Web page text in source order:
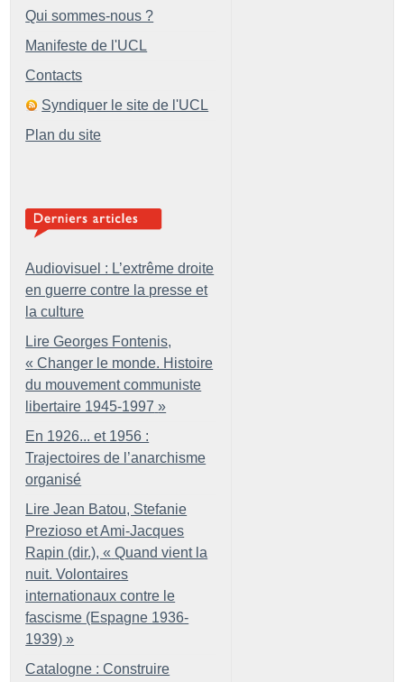
Qui sommes-nous ?
Manifeste de l'UCL
Contacts
Syndiquer le site de l'UCL
Plan du site
Audiovisuel : L’extrême droite
en guerre contre la presse et
la culture
Lire Georges Fontenis,
« Changer le monde. Histoire
du mouvement communiste
libertaire 1945-1997 »
En 1926... et 1956 :
Trajectoires de l’anarchisme
organisé
Lire Jean Batou, Stefanie
Prezioso et Ami-Jacques
Rapin (dir.), « Quand vient la
nuit. Volontaires
internationaux contre le
fascisme (Espagne 1936-
1939) »
Catalogne : Construire